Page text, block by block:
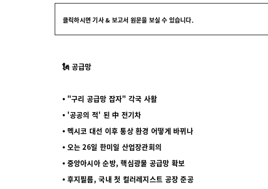
클릭하시면 기사 & 보고서 원문을 보실 수 있습니다.
🗽 공급망
⦁ "구리 공급망 잡자" 각국 사활
⦁ '공공의 적' 된 中 전기차
⦁ 멕시코 대선 이후 통상 환경 어떻게 바뀌나
⦁ 오는 26일 한미일 산업장관회의
⦁ 중앙아시아 순방, 핵심광물 공급망 확보
⦁ 후지필름, 국내 첫 컬러레지스트 공장 준공